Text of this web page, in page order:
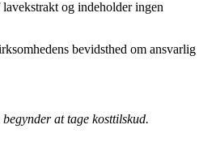
og indeholder ingen
bevidsthed om ansvarlig
at tage kosttilskud.